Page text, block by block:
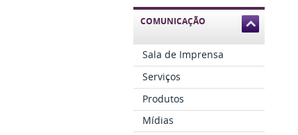
COMUNICAÇÃO
Sala de Imprensa
Serviços
Produtos
Mídias